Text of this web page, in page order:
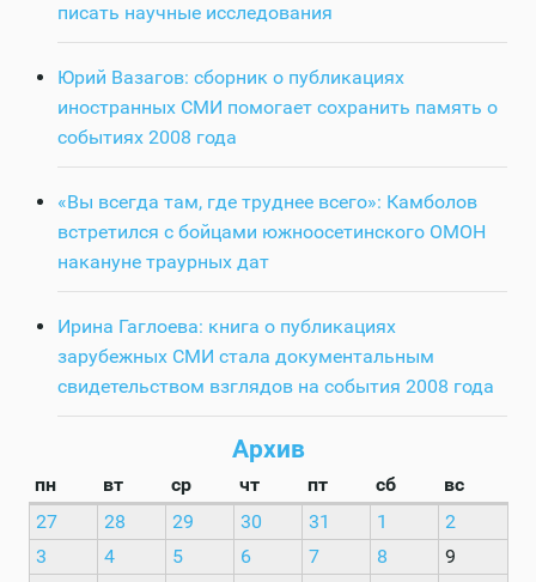
писать научные исследования
Юрий Вазагов: сборник о публикациях
иностранных СМИ помогает сохранить память о
событиях 2008 года
«Вы всегда там, где труднее всего»: Камболов
встретился с бойцами южноосетинского ОМОН
накануне траурных дат
Ирина Гаглоева: книга о публикациях
зарубежных СМИ стала документальным
свидетельством взглядов на события 2008 года
Архив
пн вт ср чт пт сб
вс
27
28 29 30 31 1
2
3
4 5 6 7 8
9